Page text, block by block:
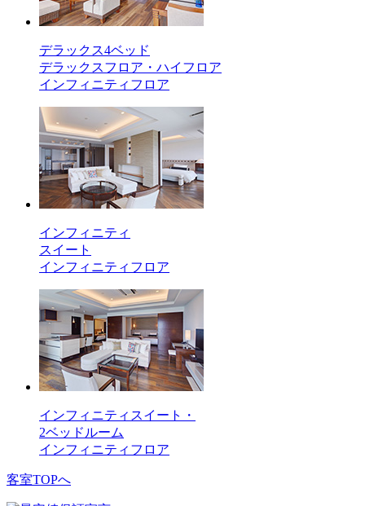
デラックス4ベッド
デラックスフロア・ハイフロア
インフィニティフロア
インフィニティ
スイート
インフィニティフロア
インフィニティスイート・
2ベッドルーム
インフィニティフロア
客室TOPへ